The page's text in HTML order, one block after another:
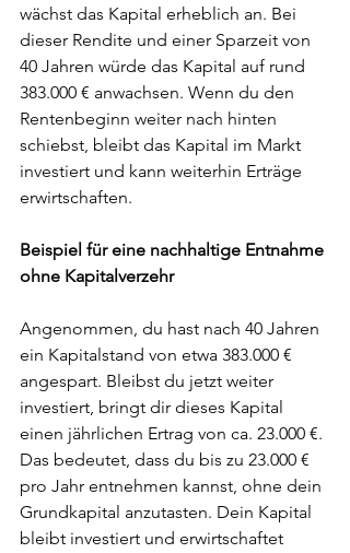
wächst das Kapital erheblich an. Bei
dieser Rendite und einer Sparzeit von
40 Jahren würde das Kapital auf rund
383.000 € anwachsen. Wenn du den
Rentenbeginn weiter nach hinten
schiebst, bleibt das Kapital im Markt
investiert und kann weiterhin Erträge
erwirtschaften.
Beispiel für eine nachhaltige Entnahme
ohne Kapitalverzehr
Angenommen, du hast nach 40 Jahren
ein Kapitalstand von etwa 383.000 €
angespart. Bleibst du jetzt weiter
investiert, bringt dir dieses Kapital
einen jährlichen Ertrag von ca. 23.000 €.
Das bedeutet, dass du bis zu 23.000 €
pro Jahr entnehmen kannst, ohne dein
Grundkapital anzutasten. Dein Kapital
bleibt investiert und erwirtschaftet